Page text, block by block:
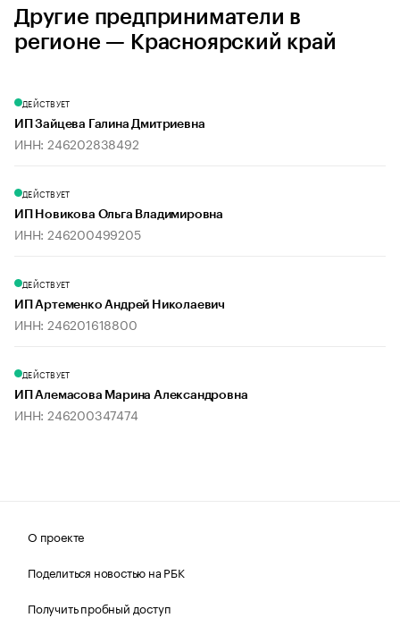
Другие предприниматели в
регионе — Красноярский край
ДЕЙСТВУЕТ
ИП Зайцева Галина Дмитриевна
ИНН: 246202838492
ДЕЙСТВУЕТ
ИП Новикова Ольга Владимировна
ИНН: 246200499205
ДЕЙСТВУЕТ
ИП Артеменко Андрей Николаевич
ИНН: 246201618800
ДЕЙСТВУЕТ
ИП Алемасова Марина Александровна
ИНН: 246200347474
О проекте
Поделиться новостью на РБК
Получить пробный доступ